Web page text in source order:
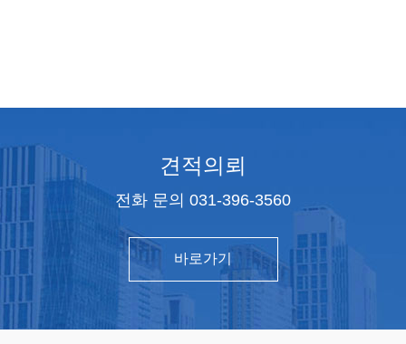
견적의뢰
전화 문의 031-396-3560
바로가기